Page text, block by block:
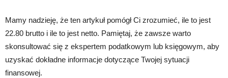
Mamy nadzieję, że ten artykuł pomógł Ci zrozumieć, ile to jest
22.80 brutto i ile to jest netto. Pamiętaj, że zawsze warto
skonsultować się z ekspertem podatkowym lub księgowym, aby
uzyskać dokładne informacje dotyczące Twojej sytuacji
finansowej.